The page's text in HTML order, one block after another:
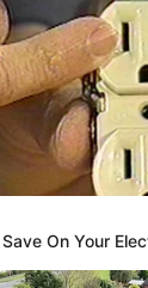
Jessica,
It Hurts– OST
Joo Hyun Mi dan
Jessica,
(2009)
Taeyeon,
On Your